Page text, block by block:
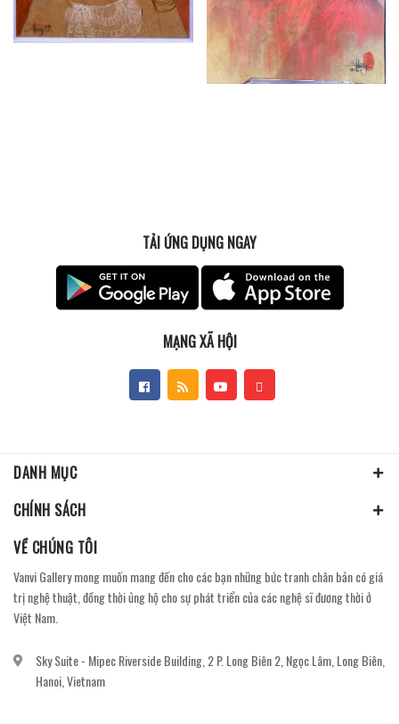
TẢI ỨNG DỤNG NGAY
MẠNG XÃ HỘI
DANH MỤC
CHÍNH SÁCH
VỀ CHÚNG TÔI
Vanvi Gallery mong muốn mang đến cho các bạn những bức tranh chân bản có giá
trị nghệ thuật, đồng thời ủng hộ cho sự phát triển của các nghệ sĩ đương thời ở
Việt Nam.
Sky Suite - Mipec Riverside Building, 2 P. Long Biên 2, Ngọc Lâm, Long Biên,
Hanoi, Vietnam